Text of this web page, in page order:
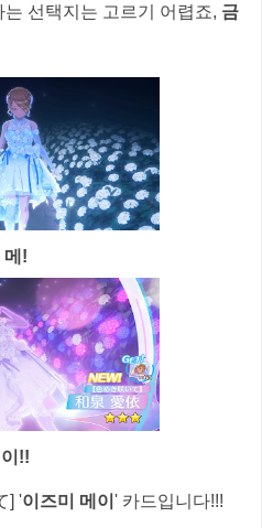
선택지는 고르기 어렵죠, 금
메!
이!!
] '이즈미 메이 ' 카드입니다!!!